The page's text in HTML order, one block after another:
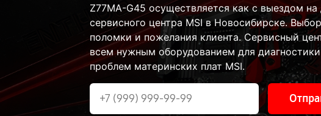
Z77MA-G45 осуществляется как с выездом
сервисного центра MSI в Новосибирске.
поломки и пожелания клиента. Сервисный
всем нужным оборудованием для
проблем материнских плат MSI.